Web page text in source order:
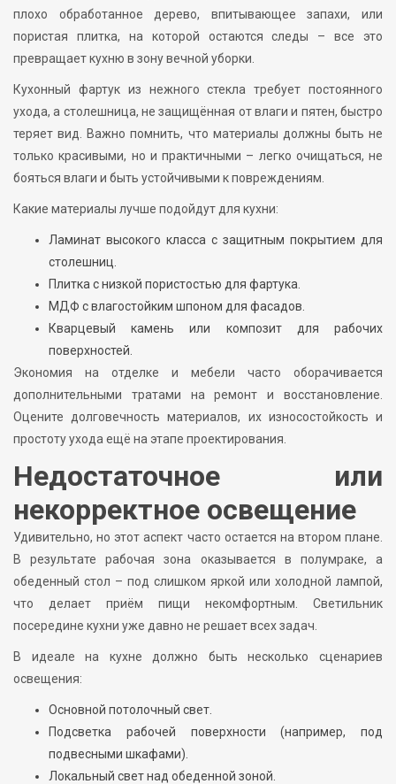
плохо обработанное дерево, впитывающее запахи, или
пористая плитка, на которой остаются следы – все это
превращает кухню в зону вечной уборки.
Кухонный фартук из нежного стекла требует постоянного
ухода, а столешница, не защищённая от влаги и пятен, быстро
теряет вид. Важно помнить, что материалы должны быть не
только красивыми, но и практичными – легко очищаться, не
бояться влаги и быть устойчивыми к повреждениям.
Какие материалы лучше подойдут для кухни:
Ламинат высокого класса с защитным покрытием для
столешниц.
Плитка с низкой пористостью для фартука.
МДФ с влагостойким шпоном для фасадов.
Кварцевый камень или композит для рабочих
поверхностей.
Экономия на отделке и мебели часто оборачивается
дополнительными тратами на ремонт и восстановление.
Оцените долговечность материалов, их износостойкость и
простоту ухода ещё на этапе проектирования.
Недостаточное или
некорректное освещение
Удивительно, но этот аспект часто остается на втором плане.
В результате рабочая зона оказывается в полумраке, а
обеденный стол – под слишком яркой или холодной лампой,
что делает приём пищи некомфортным. Светильник
посередине кухни уже давно не решает всех задач.
В идеале на кухне должно быть несколько сценариев
освещения:
Основной потолочный свет.
Подсветка рабочей поверхности (например, под
подвесными шкафами).
Локальный свет над обеденной зоной.